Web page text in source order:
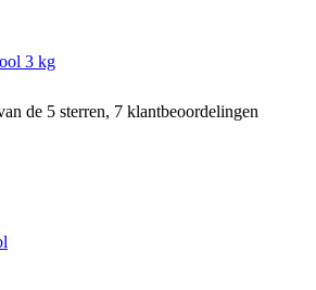
3 kg
de 5 sterren, 7 klantbeoordelingen